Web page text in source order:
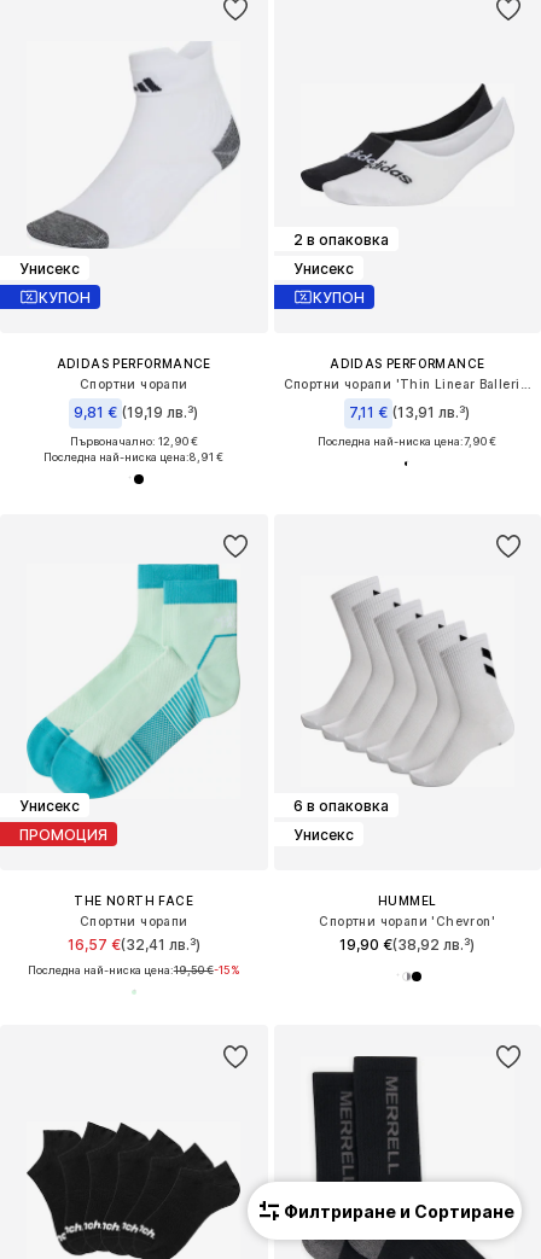
Унисекс
КУПОН
ADIDAS PERFORMANCE
Спортни чорапи
9,81 € (19,19 лв.³)
Първоначално: 12,90 €
Последна най-ниска цена:8,91 €
2 в опаковка
Унисекс
КУПОН
ADIDAS PERFORMANCE
7,11 € (13,91 лв.³)
Последна най-ниска цена:7,90 €
Унисекс
ПРОМОЦИЯ
THE NORTH FACE
Спортни чорапи
16,57 €(32,41 лв.³)
Последна най-ниска цена:19,50 €-15%
6 в опаковка
Унисекс
HUMMEL
Спортни чорапи 'Chevron'
19,90 €(38,92 лв.³)
Филтриране и Сортиране